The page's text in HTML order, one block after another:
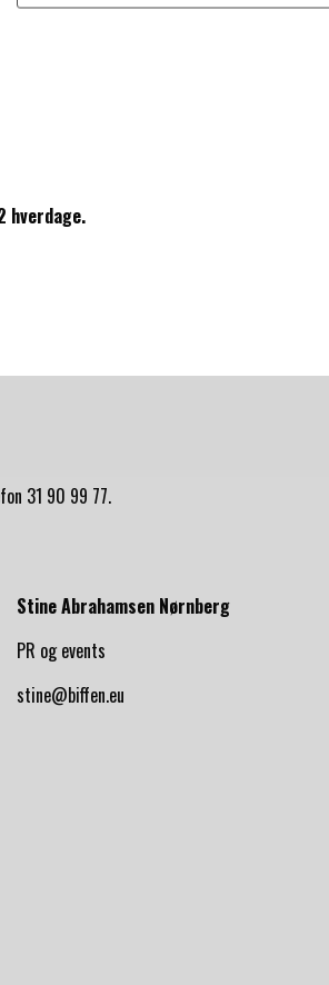
hverdage.
31 90 99 77.
Stine Abrahamsen Nørnberg
PR og events
stine@biffen.eu